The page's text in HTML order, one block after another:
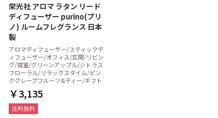
栄光社 アロマ ラタン リード
ディフューザー purino(プリ
ノ) ルームフレグランス 日本
製
アロマディフューザー/スティックデ
ィフューザー/オフィス/玄関/リビン
グ/寝室/グリーンアップル/シトラス
フローラル/リラックスタイム/ピン
クグレープフルーツ&ティー/ギフト
￥3,135
送料無料